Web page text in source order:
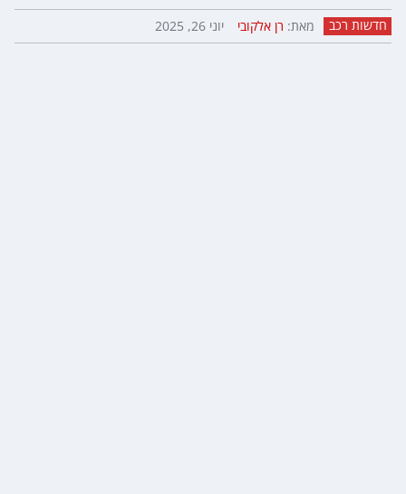
חדשות רכב מאת: רן אלקובי יוני 26, 2025